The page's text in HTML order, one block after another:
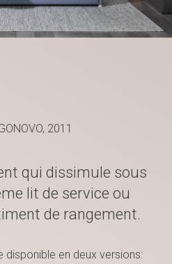
2011
qui dissimule sous
lit de service ou
de rangement.
disponible en deux versions: